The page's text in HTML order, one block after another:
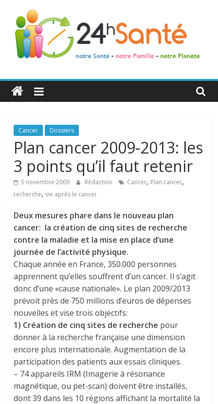
24h
Santé
La
santé
toute
famille
Cancer Dossiers
Plan cancer 2009-2013: les
3 points qu’il faut retenir
5 novembre 2009 Rédaction Cancer, Plan cancer,
recherche,vie après le cancer
Deux mesures phare dans le nouveau plan
cancer: la création de cinq sites de recherche
contre la maladie et la mise en place d’une
journée de l’activité physique.
Chaque année en France, 350.000 personnes
apprennent qu’elles souffrent d’un cancer. Il s’agit
donc d’une «cause nationale». Le plan 2009/2013
prévoit près de 750 millions d’euros de dépenses
nouvelles et vise trois objectifs:
1) Création de cinq sites de recherche pour
donner à la recherche française une dimension
encore plus internationale. Augmentation de la
participation des patients aux essais cliniques.
– 74 appareils IRM (Imagerie à résonance
magnétique, ou pet-scan) doivent être installés,
dont 39 dans les 10 régions affichant la mortalité la